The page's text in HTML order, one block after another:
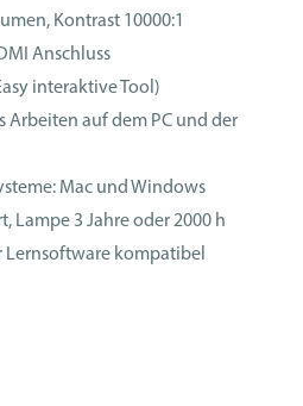
Kontrast 10000:1
Anschluss
interaktive Tool)
Arbeiten auf dem PC und der
Mac und Windows
Lampe 3 Jahre oder 2000 h
Lernsoftware kompatibel